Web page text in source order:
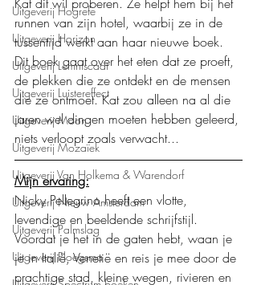
Uitgeverij Hogrefe
Uitgeverij Horizon
Uitgeverij Lemniscaat
Uitgeverij Luistereffect
Uitgeverij Moon
Uitgeverij Mozaïek
Uitgeverij Van Holkema & Warendorf
Uitgeverij Nieuw Amsterdam
Uitgeverij Palmslag
Uitgeverij Ploegsma
runnen van zijn hotel, waarbij ze in de
tussentijd werkt aan haar nieuwe boek.
Dit boek gaat over het eten dat ze proeft,
de plekken die ze ontdekt en de mensen
die ze ontmoet. Kat zou alleen na al die
jaren wel dingen moeten hebben geleerd,
niets verloopt zoals verwacht...
Mijn ervaring:
Nicky Pellegrino heeft een vlotte,
levendige en beeldende schrijfstijl.
Voordat je het in de gaten hebt, waan je
je in Italië, Venetië en reis je mee door de
prachtige stad, kleine wegen, rivieren en